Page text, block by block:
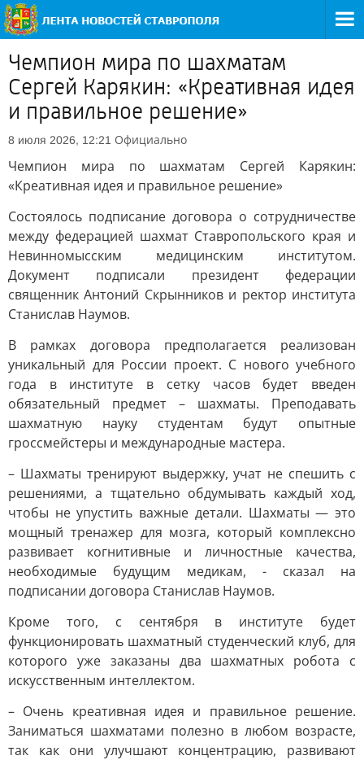
Чемпион мира по шахматам
Сергей Карякин: «Креативная идея
и правильное решение»
8 июля 2026, 12:21 Официально
Чемпион мира по шахматам Сергей Карякин:
«Креативная идея и правильное решение»
Состоялось подписание договора о сотрудничестве
между федерацией шахмат Ставропольского края и
Невинномысским медицинским институтом.
Документ подписали президент федерации
священник Антоний Скрынников и ректор института
Станислав Наумов.
В рамках договора предполагается реализован
уникальный для России проект. С нового учебного
года в институте в сетку часов будет введен
обязательный предмет – шахматы. Преподавать
шахматную науку студентам будут опытные
гроссмейстеры и международные мастера.
– Шахматы тренируют выдержку, учат не спешить с
решениями, а тщательно обдумывать каждый ход,
чтобы не упустить важные детали. Шахматы — это
мощный тренажер для мозга, который комплексно
развивает когнитивные и личностные качества,
необходимые будущим медикам, - сказал на
подписании договора Станислав Наумов.
Кроме того, с сентября в институте будет
функционировать шахматный студенческий клуб, для
которого уже заказаны два шахматных робота с
искусственным интеллектом.
– Очень креативная идея и правильное решение.
Заниматься шахматами полезно в любом возрасте,
так как они улучшают концентрацию, развивают